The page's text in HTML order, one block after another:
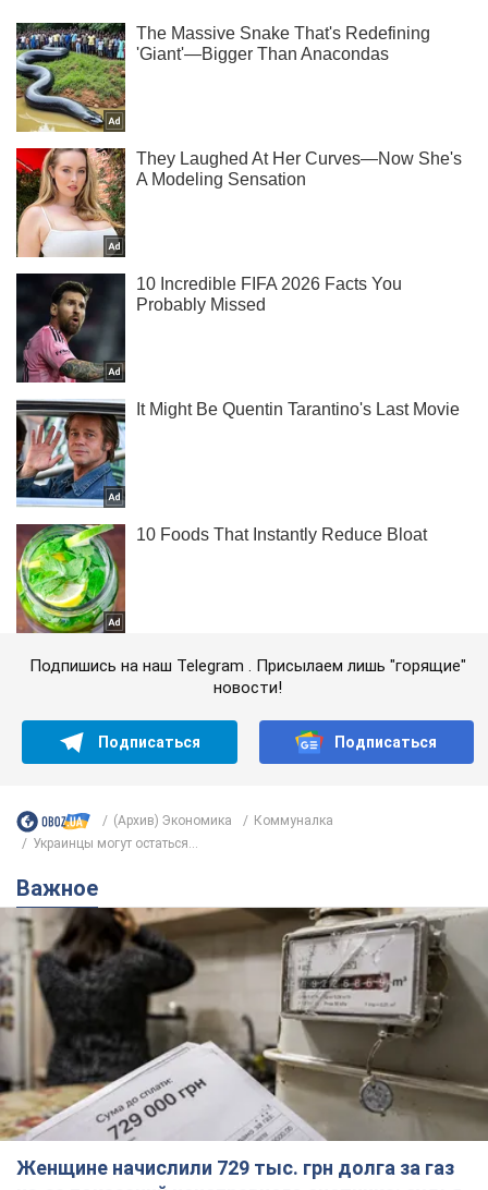
Подпишись на наш Telegram . Присылаем лишь "горящие"
новости!
Подписаться Подписаться
(Архив) Экономика
Коммуналка
Украинцы могут остаться...
Важное
Женщине начислили 729 тыс. грн долга за газ